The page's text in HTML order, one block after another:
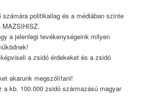
számára politikailag és a médiában szinte
MAZSIHISZ.
a jelenlegi tevékenységeink milyen
a zsidó érdekeket és a zsidó
akarunk megszólítani!
a kb. 100.000 zsidó származású magyar